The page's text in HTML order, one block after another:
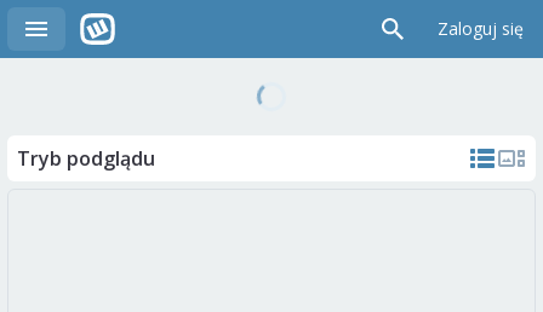
Zaloguj się
Tryb podglądu